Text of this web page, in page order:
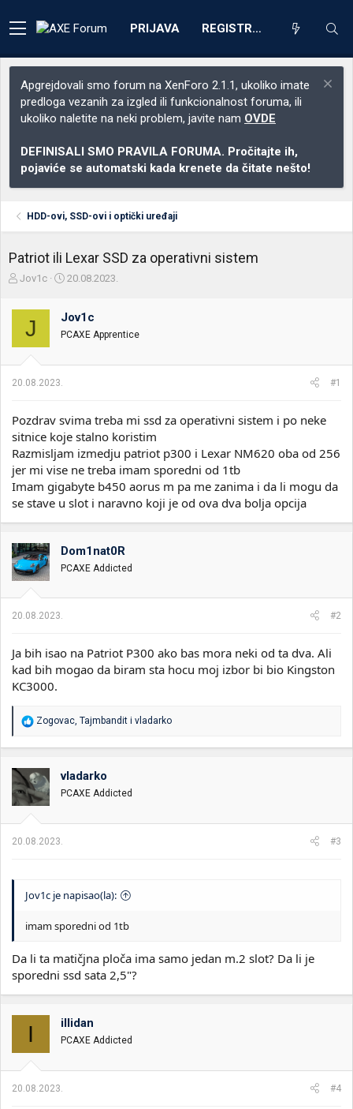
PRIJAVA REGISTRACIJA
Apgrejdovali smo forum na XenForo 2.1.1, ukoliko imate
predloga vezanih za izgled ili funkcionalnost foruma, ili
ukoliko naletite na neki problem, javite nam OVDE
DEFINISALI SMO PRAVILA FORUMA. Pročitajte ih,
pojaviće se automatski kada krenete da čitate nešto!
HDD-ovi, SSD-ovi i optički uređaji
Patriot ili Lexar SSD za operativni sistem
Z
n
i
k
m
e
Jov1c
D
u
m
o
t
a
a
20.08.2023.
J Jov1c
PCAXE Apprentice
20.08.2023. #1
Pozdrav svima treba mi ssd za operativni sistem i po neke
sitnice koje stalno koristim
Razmisljam izmedju patriot p300 i Lexar NM620 oba od 256
jer mi vise ne treba imam sporedni od 1tb
Imam gigabyte b450 aorus m pa me zanima i da li mogu da
se stave u slot i naravno koji je od ova dva bolja opcija
Dom1nat0R
PCAXE Addicted
20.08.2023. #2
Ja bih isao na Patriot P300 ako bas mora neki od ta dva. Ali
kad bih mogao da biram sta hocu moj izbor bi bio Kingston
KC3000.
R
a
o
v
a
n
:
Zogovac, Tajmbandit i vladarko
vladarko
PCAXE Addicted
20.08.2023. #3
Jov1c je napisao(la):
imam sporedni od 1tb
Da li ta matičjna ploča ima samo jedan m.2 slot? Da li je
sporedni ssd sata 2,5"?
I illidan
PCAXE Addicted
20.08.2023. #4